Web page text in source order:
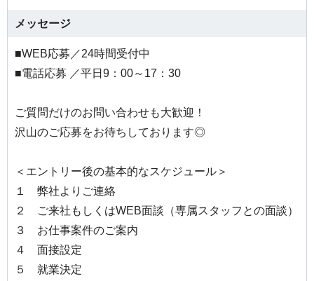
メッセージ
■WEB応募／24時間受付中
■電話応募 ／平日9：00～17：30
ご質問だけのお問い合わせも大歓迎！
沢山のご応募をお待ちしております◎
＜エントリー後の基本的なスケジュール＞
１ 弊社よりご連絡
２ ご来社もしくはWEB面談（専属スタッフとの面談）
３ お仕事案件のご案内
４ 面接設定
５ 就業決定